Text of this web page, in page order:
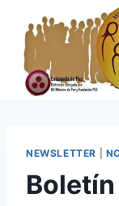
contenido
NEWSLETTER